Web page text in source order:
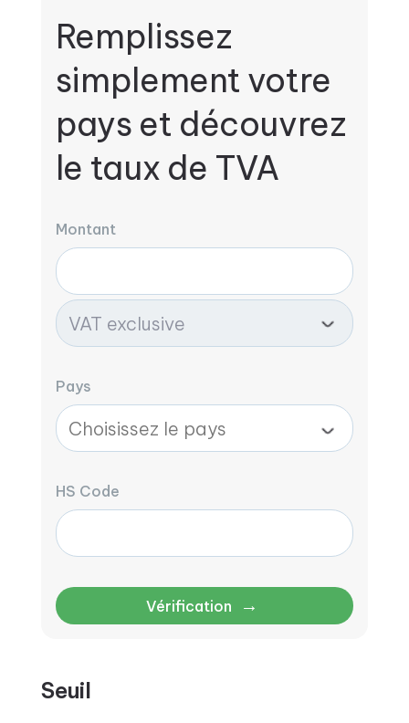
Remplissez
simplement votre
pays et découvrez
le taux de TVA
Montant
Pays
HS Code
Vérification →
Seuil